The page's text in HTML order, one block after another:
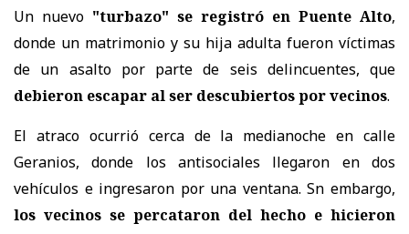
Un nuevo "turbazo" se registró en Puente Alto,
donde un matrimonio y su hija adulta fueron víctimas
de un asalto por parte de seis delincuentes, que
debieron escapar al ser descubiertos por vecinos.
El atraco ocurrió cerca de la medianoche en calle
Geranios, donde los antisociales llegaron en dos
vehículos e ingresaron por una ventana. Sn embargo,
los vecinos se percataron del hecho e hicieron